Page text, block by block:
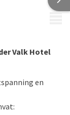
Valk Hotel
en